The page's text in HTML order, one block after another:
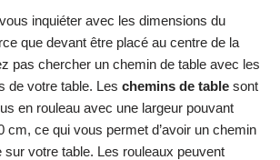
inquiéter avec les dimensions du
que devant être placé au centre de la
pas chercher un chemin de table avec les
de votre table. Les chemins de table sont
en rouleau avec une largeur pouvant
cm, ce qui vous permet d’avoir un chemin
sur votre table. Les rouleaux peuvent